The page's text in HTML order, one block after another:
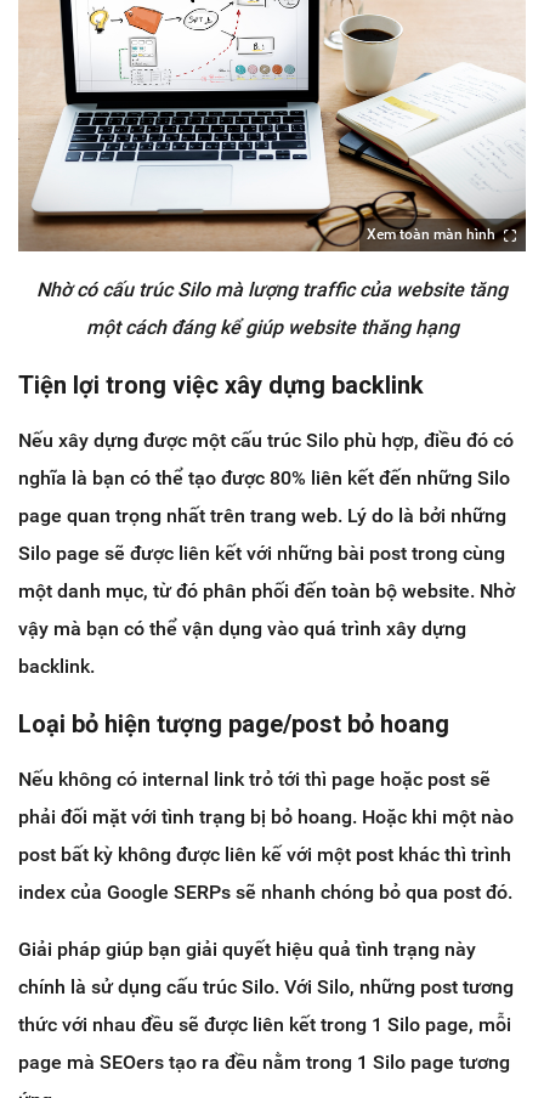
Xem toàn màn hình
Nhờ có cấu trúc Silo mà lượng traffic của website tăng
một cách đáng kể giúp website thăng hạng
Tiện lợi trong việc xây dựng backlink
Nếu xây dựng được một cấu trúc Silo phù hợp, điều đó có
nghĩa là bạn có thể tạo được 80% liên kết đến những Silo
page quan trọng nhất trên trang web. Lý do là bởi những
Silo page sẽ được liên kết với những bài post trong cùng
một danh mục, từ đó phân phối đến toàn bộ website. Nhờ
vậy mà bạn có thể vận dụng vào quá trình xây dựng
backlink.
Loại bỏ hiện tượng page/post bỏ hoang
Nếu không có internal link trỏ tới thì page hoặc post sẽ
phải đối mặt với tình trạng bị bỏ hoang. Hoặc khi một nào
post bất kỳ không được liên kế với một post khác thì trình
index của Google SERPs sẽ nhanh chóng bỏ qua post đó.
Giải pháp giúp bạn giải quyết hiệu quả tình trạng này
chính là sử dụng cấu trúc Silo. Với Silo, những post tương
thức với nhau đều sẽ được liên kết trong 1 Silo page, mỗi
page mà SEOers tạo ra đều nằm trong 1 Silo page tương